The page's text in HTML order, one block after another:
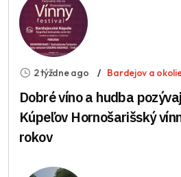
2 týždne ago Bardejov a
Dobré víno a hudba
Kúpeľov Hornošarišský
rokov